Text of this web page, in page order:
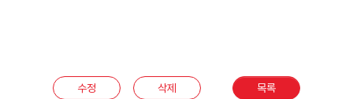
수정 삭제 목록